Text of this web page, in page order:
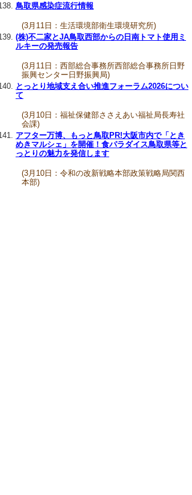
鳥取県感染症流行情報
(3月11日：生活環境部衛生環境研究所)
(株)不二家とJA鳥取西部からの日南トマト使用ミ
ルキーの発売報告
(3月11日：西部総合事務所西部総合事務所日野
振興センター日野振興局)
とっとり地域支え合い推進フォーラム2026につい
て
(3月10日：福祉保健部ささえあい福祉局長寿社
会課)
アフター万博、もっと鳥取PR!大阪市内で「とき
めきマルシェ」を開催！食パラダイス鳥取県等と
っとりの魅力を発信します
(3月10日：令和の改新戦略本部政策戦略局関西
本部)